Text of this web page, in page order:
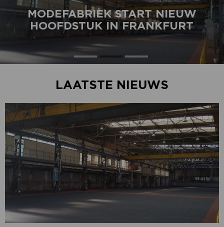
MODEFABRIEK START NIEUW
HOOFDSTUK IN FRANKFURT
LAATSTE NIEUWS